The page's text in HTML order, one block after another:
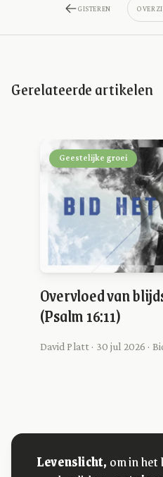
GISTEREN
Gerelateerde artikelen
Geestelijke groei
Overvloed van
(Psalm 16:11)
David Platt · 30 jul 2026 ·
Levenslicht, om in het